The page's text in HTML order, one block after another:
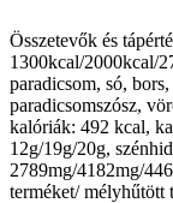
Összetevők és
1300kcal/2000kcal/
paradicsom, só,
paradicsomszósz,
kalóriák: 492 kcal,
12g/19g/20g,
2789mg/4182mg/
terméket/ mélyhűtött